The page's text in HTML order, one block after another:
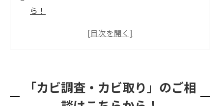
ら！
水害後の防カビ標準仕様
③ 一般社団法人微生物対策協会の基準によ
「カビ調査・カビ取り」のご相